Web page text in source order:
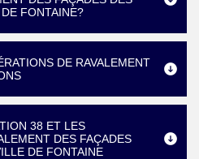
FONTAINE?
DE RAVALEMENT
38 ET LES
DES FAÇADES
DE FONTAINE